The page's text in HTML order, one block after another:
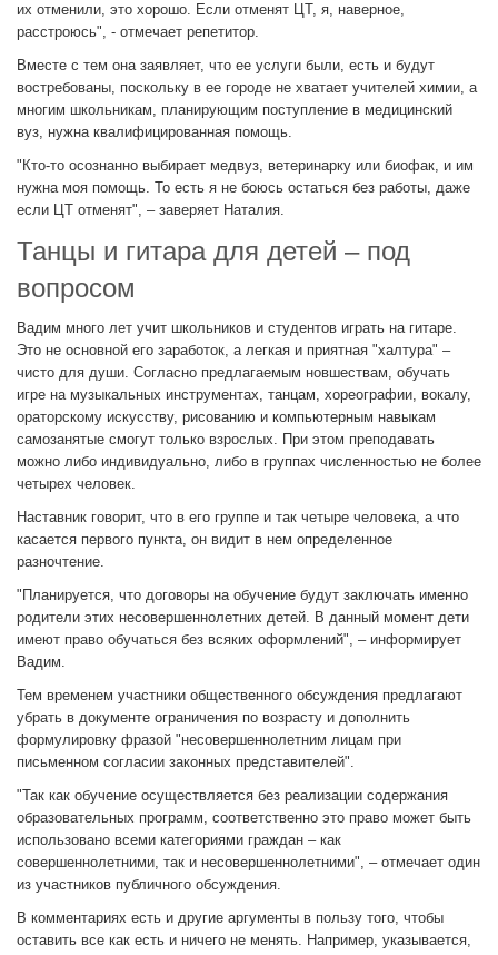
их отменили, это хорошо. Если отменят ЦТ, я, наверное,
расстроюсь", - отмечает репетитор.
Вместе с тем она заявляет, что ее услуги были, есть и будут
востребованы, поскольку в ее городе не хватает учителей химии, а
многим школьникам, планирующим поступление в медицинский
вуз, нужна квалифицированная помощь.
"Кто-то осознанно выбирает медвуз, ветеринарку или биофак, и им
нужна моя помощь. То есть я не боюсь остаться без работы, даже
если ЦТ отменят", – заверяет Наталия.
Танцы и гитара для детей – под
вопросом
Вадим много лет учит школьников и студентов играть на гитаре.
Это не основной его заработок, а легкая и приятная "халтура" –
чисто для души. Согласно предлагаемым новшествам, обучать
игре на музыкальных инструментах, танцам, хореографии, вокалу,
ораторскому искусству, рисованию и компьютерным навыкам
самозанятые смогут только взрослых. При этом преподавать
можно либо индивидуально, либо в группах численностью не более
четырех человек.
Наставник говорит, что в его группе и так четыре человека, а что
касается первого пункта, он видит в нем определенное
разночтение.
"Планируется, что договоры на обучение будут заключать именно
родители этих несовершеннолетних детей. В данный момент дети
имеют право обучаться без всяких оформлений", – информирует
Вадим.
Тем временем участники общественного обсуждения предлагают
убрать в документе ограничения по возрасту и дополнить
формулировку фразой "несовершеннолетним лицам при
письменном согласии законных представителей".
"Так как обучение осуществляется без реализации содержания
образовательных программ, соответственно это право может быть
использовано всеми категориями граждан – как
совершеннолетними, так и несовершеннолетними", – отмечает один
из участников публичного обсуждения.
В комментариях есть и другие аргументы в пользу того, чтобы
оставить все как есть и ничего не менять. Например, указывается,